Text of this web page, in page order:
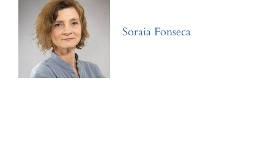
Soraia Fonseca